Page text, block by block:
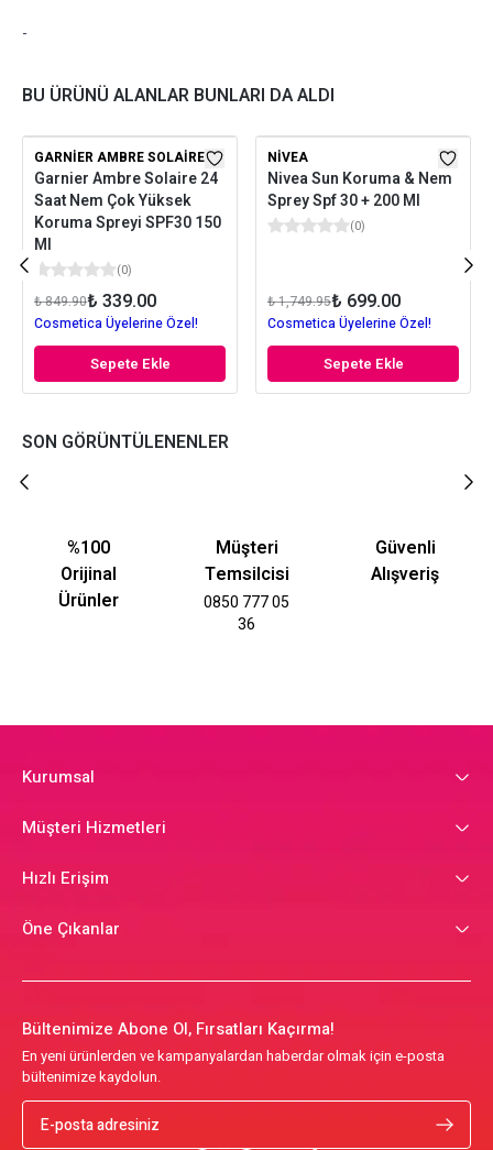
-
BU ÜRÜNÜ ALANLAR BUNLARI DA ALDI
GARNIER AMBRE SOLAIRE
Garnier Ambre Solaire 24
Saat Nem Çok Yüksek
Koruma Spreyi SPF30 150
Ml
(0)
₺ 849.90₺ 339.00
Cosmetica Üyelerine Özel!
Sepete Ekle
NIVEA
Nivea Sun Koruma & Nem
Sprey Spf 30 + 200 Ml
(0)
₺ 1,749.95₺ 699.00
Cosmetica Üyelerine Özel!
Sepete Ekle
SON GÖRÜNTÜLENENLER
%100
Orijinal
Ürünler
Müşteri
Temsilcisi
0850 777 05
36
Güvenli
Alışveriş
Kurumsal
Müşteri Hizmetleri
Hızlı Erişim
Öne Çıkanlar
Bültenimize Abone Ol, Fırsatları Kaçırma!
En yeni ürünlerden ve kampanyalardan haberdar olmak için e-posta
bültenimize kaydolun.